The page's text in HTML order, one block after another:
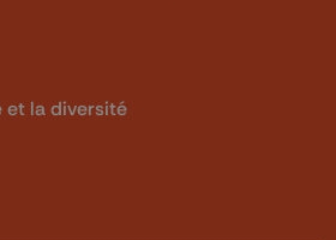
et la diversité